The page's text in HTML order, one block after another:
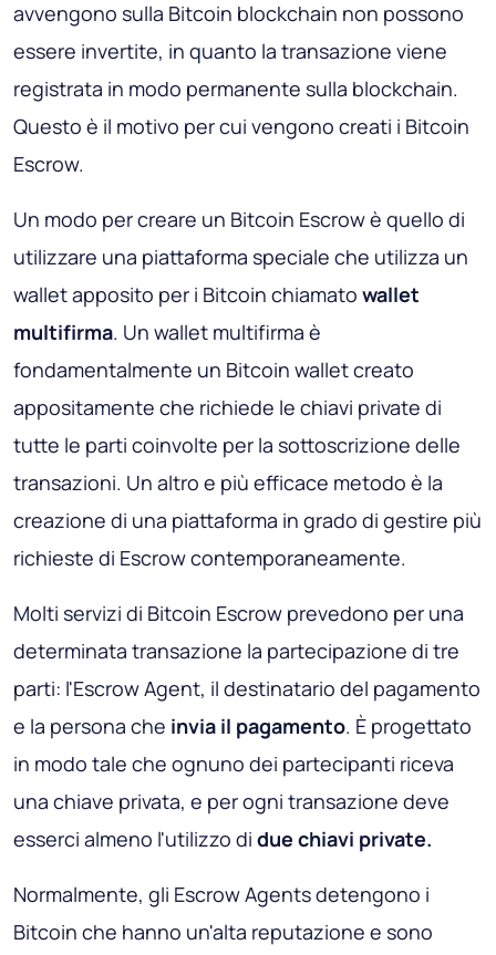
avvengono sulla Bitcoin blockchain non possono
essere invertite, in quanto la transazione viene
registrata in modo permanente sulla blockchain.
Questo è il motivo per cui vengono creati i Bitcoin
Escrow.
Un modo per creare un Bitcoin Escrow è quello di
utilizzare una piattaforma speciale che utilizza un
wallet apposito per i Bitcoin chiamato wallet
multifirma. Un wallet multifirma è
fondamentalmente un Bitcoin wallet creato
appositamente che richiede le chiavi private di
tutte le parti coinvolte per la sottoscrizione delle
transazioni. Un altro e più efficace metodo è la
creazione di una piattaforma in grado di gestire più
richieste di Escrow contemporaneamente.
Molti servizi di Bitcoin Escrow prevedono per una
determinata transazione la partecipazione di tre
parti: l'Escrow Agent, il destinatario del pagamento
e la persona che invia il pagamento. È progettato
in modo tale che ognuno dei partecipanti riceva
una chiave privata, e per ogni transazione deve
esserci almeno l'utilizzo di due chiavi private.
Normalmente, gli Escrow Agents detengono i
Bitcoin che hanno un'alta reputazione e sono